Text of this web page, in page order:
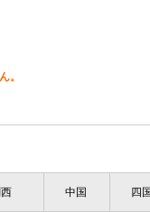
。
中国 四国